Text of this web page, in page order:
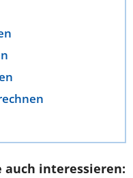
auch interessieren: